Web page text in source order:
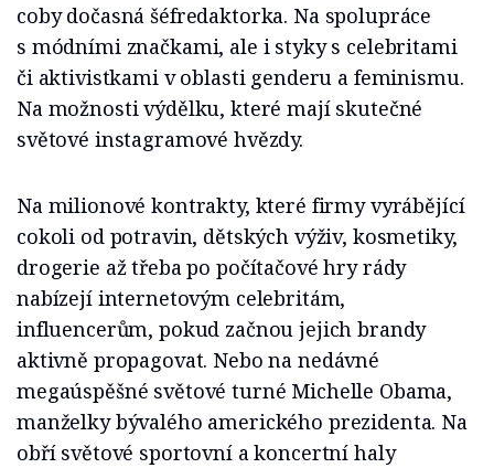
coby dočasná šéfredaktorka. Na spolupráce
s módními značkami, ale i styky s celebritami
či aktivistkami v oblasti genderu a feminismu.
Na možnosti výdělku, které mají skutečné
světové instagramové hvězdy.
Na milionové kontrakty, které firmy vyrábějící
cokoli od potravin, dětských výživ, kosmetiky,
drogerie až třeba po počítačové hry rády
nabízejí internetovým celebritám,
influencerům, pokud začnou jejich brandy
aktivně propagovat. Nebo na nedávné
megaúspěšné světové turné Michelle Obama,
manželky bývalého amerického prezidenta. Na
obří světové sportovní a koncertní haly